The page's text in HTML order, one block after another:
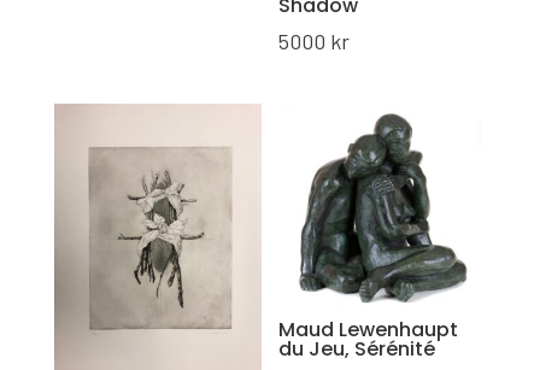
5000 kr
Maud Lewenhaupt
du Jeu, Sérénité